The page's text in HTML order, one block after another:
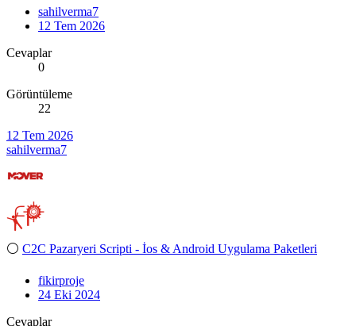
sahilverma7
12 Tem 2026
Cevaplar
0
Görüntüleme
22
12 Tem 2026
sahilverma7
⚪ C2C Pazaryeri Scripti - İos & Android Uygulama Paketleri
fikirproje
24 Eki 2024
Cevaplar